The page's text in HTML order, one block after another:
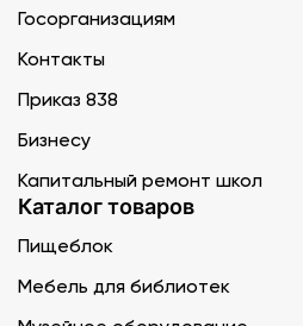
Госорганизациям
Контакты
Приказ 838
Бизнесу
Капитальный ремонт школ
Каталог товаров
Пищеблок
Мебель для библиотек